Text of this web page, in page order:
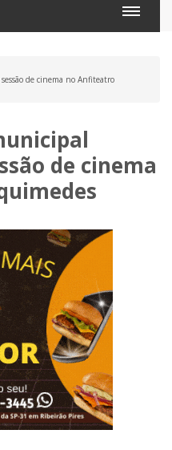
de cinema no Anfiteatro
de cinema